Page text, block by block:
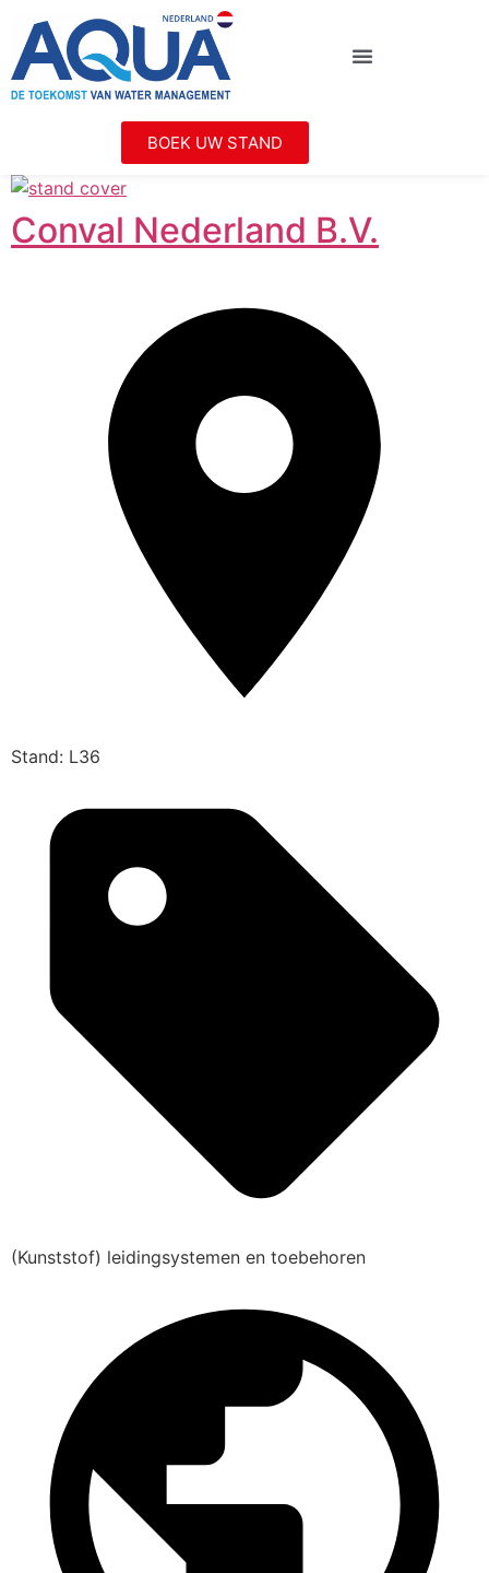
BOEK UW STAND
Conval Nederland B.V.
Stand: L36
(Kunststof) leidingsystemen en toebehoren